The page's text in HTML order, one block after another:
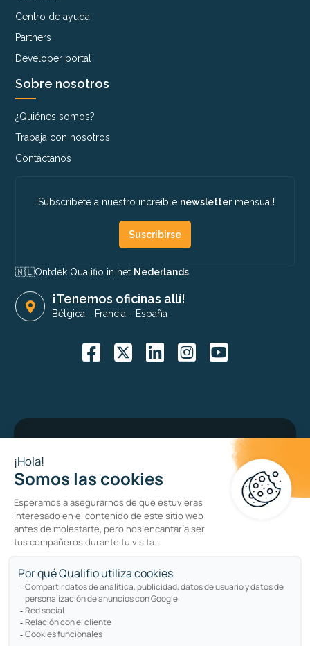
Centro de ayuda
Partners
Developer portal
Sobre nosotros
¿Quiénes somos?
Trabaja con nosotros
Contáctanos
¡Subscríbete a nuestro increíble newslettermensual!
Suscribirse
🇳🇱​Ontdek Qualifio in het Nederlands
¡Tenemos oficinas allí!
Bélgica - Francia - España
Bug bounty program
Política de privacidad
Política de cookies